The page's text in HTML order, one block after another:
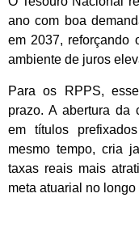
ano com boa
em 2037, reforçando
ambiente de juros
Para os RPPS,
prazo. A abertura da
em títulos
mesmo tempo, cria
taxas reais mais
meta atuarial no longo